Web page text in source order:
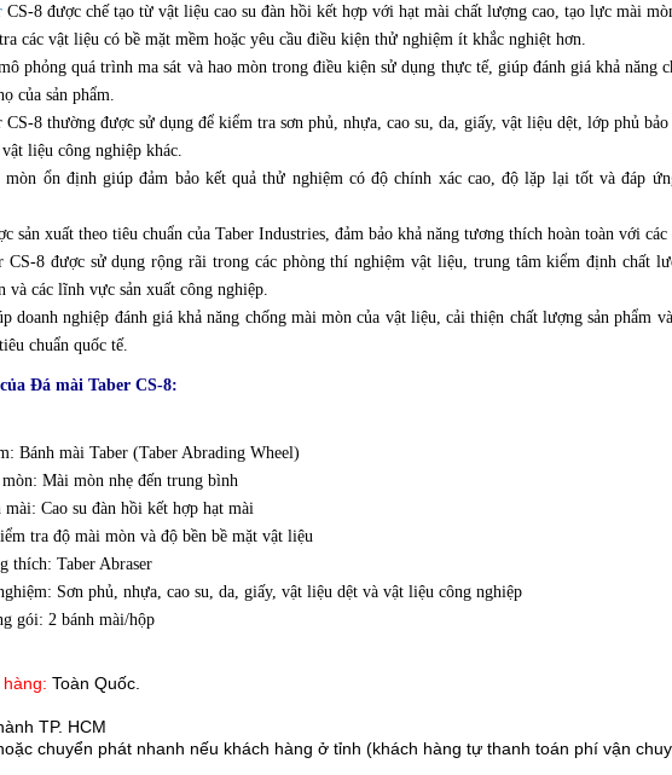
CS-8 được chế tạo từ vật liệu cao su đàn hồi kết hợp với hạt mài chất lượng cao, tạo lực mài
các vật liệu có bề mặt mềm hoặc yêu cầu điều kiện thử nghiệm ít khắc nghiệt hơn.
phỏng quá trình ma sát và hao mòn trong điều kiện sử dụng thực tế, giúp đánh giá khả năng
của sản phẩm.
CS-8 thường được sử dụng để kiểm tra sơn phủ, nhựa, cao su, da, giấy, vật liệu dệt, lớp phủ
liệu công nghiệp khác.
ổn định giúp đảm bảo kết quả thử nghiệm có độ chính xác cao, độ lặp lại tốt và đáp
sản xuất theo tiêu chuẩn của Taber Industries, đảm bảo khả năng tương thích hoàn toàn với các
CS-8 được sử dụng rộng rãi trong các phòng thí nghiệm vật liệu, trung tâm kiểm định chất
và các lĩnh vực sản xuất công nghiệp.
doanh nghiệp đánh giá khả năng chống mài mòn của vật liệu, cải thiện chất lượng sản phẩm
chuẩn quốc tế.
Đá mài Taber CS-8:
Bánh mài Taber (Taber Abrading Wheel)
Mài mòn nhẹ đến trung bình
Cao su đàn hồi kết hợp hạt mài
tra độ mài mòn và độ bền bề mặt vật liệu
thích: Taber Abraser
Sơn phủ, nhựa, cao su, da, giấy, vật liệu dệt và vật liệu công nghiệp
gói: 2 bánh mài/hộp
Toàn Quốc.
TP. HCM
chuyển phát nhanh nếu khách hàng ở tỉnh (khách hàng tự thanh toán phí vận